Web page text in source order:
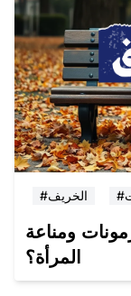
#الخريف
ومناعة
المرأة؟